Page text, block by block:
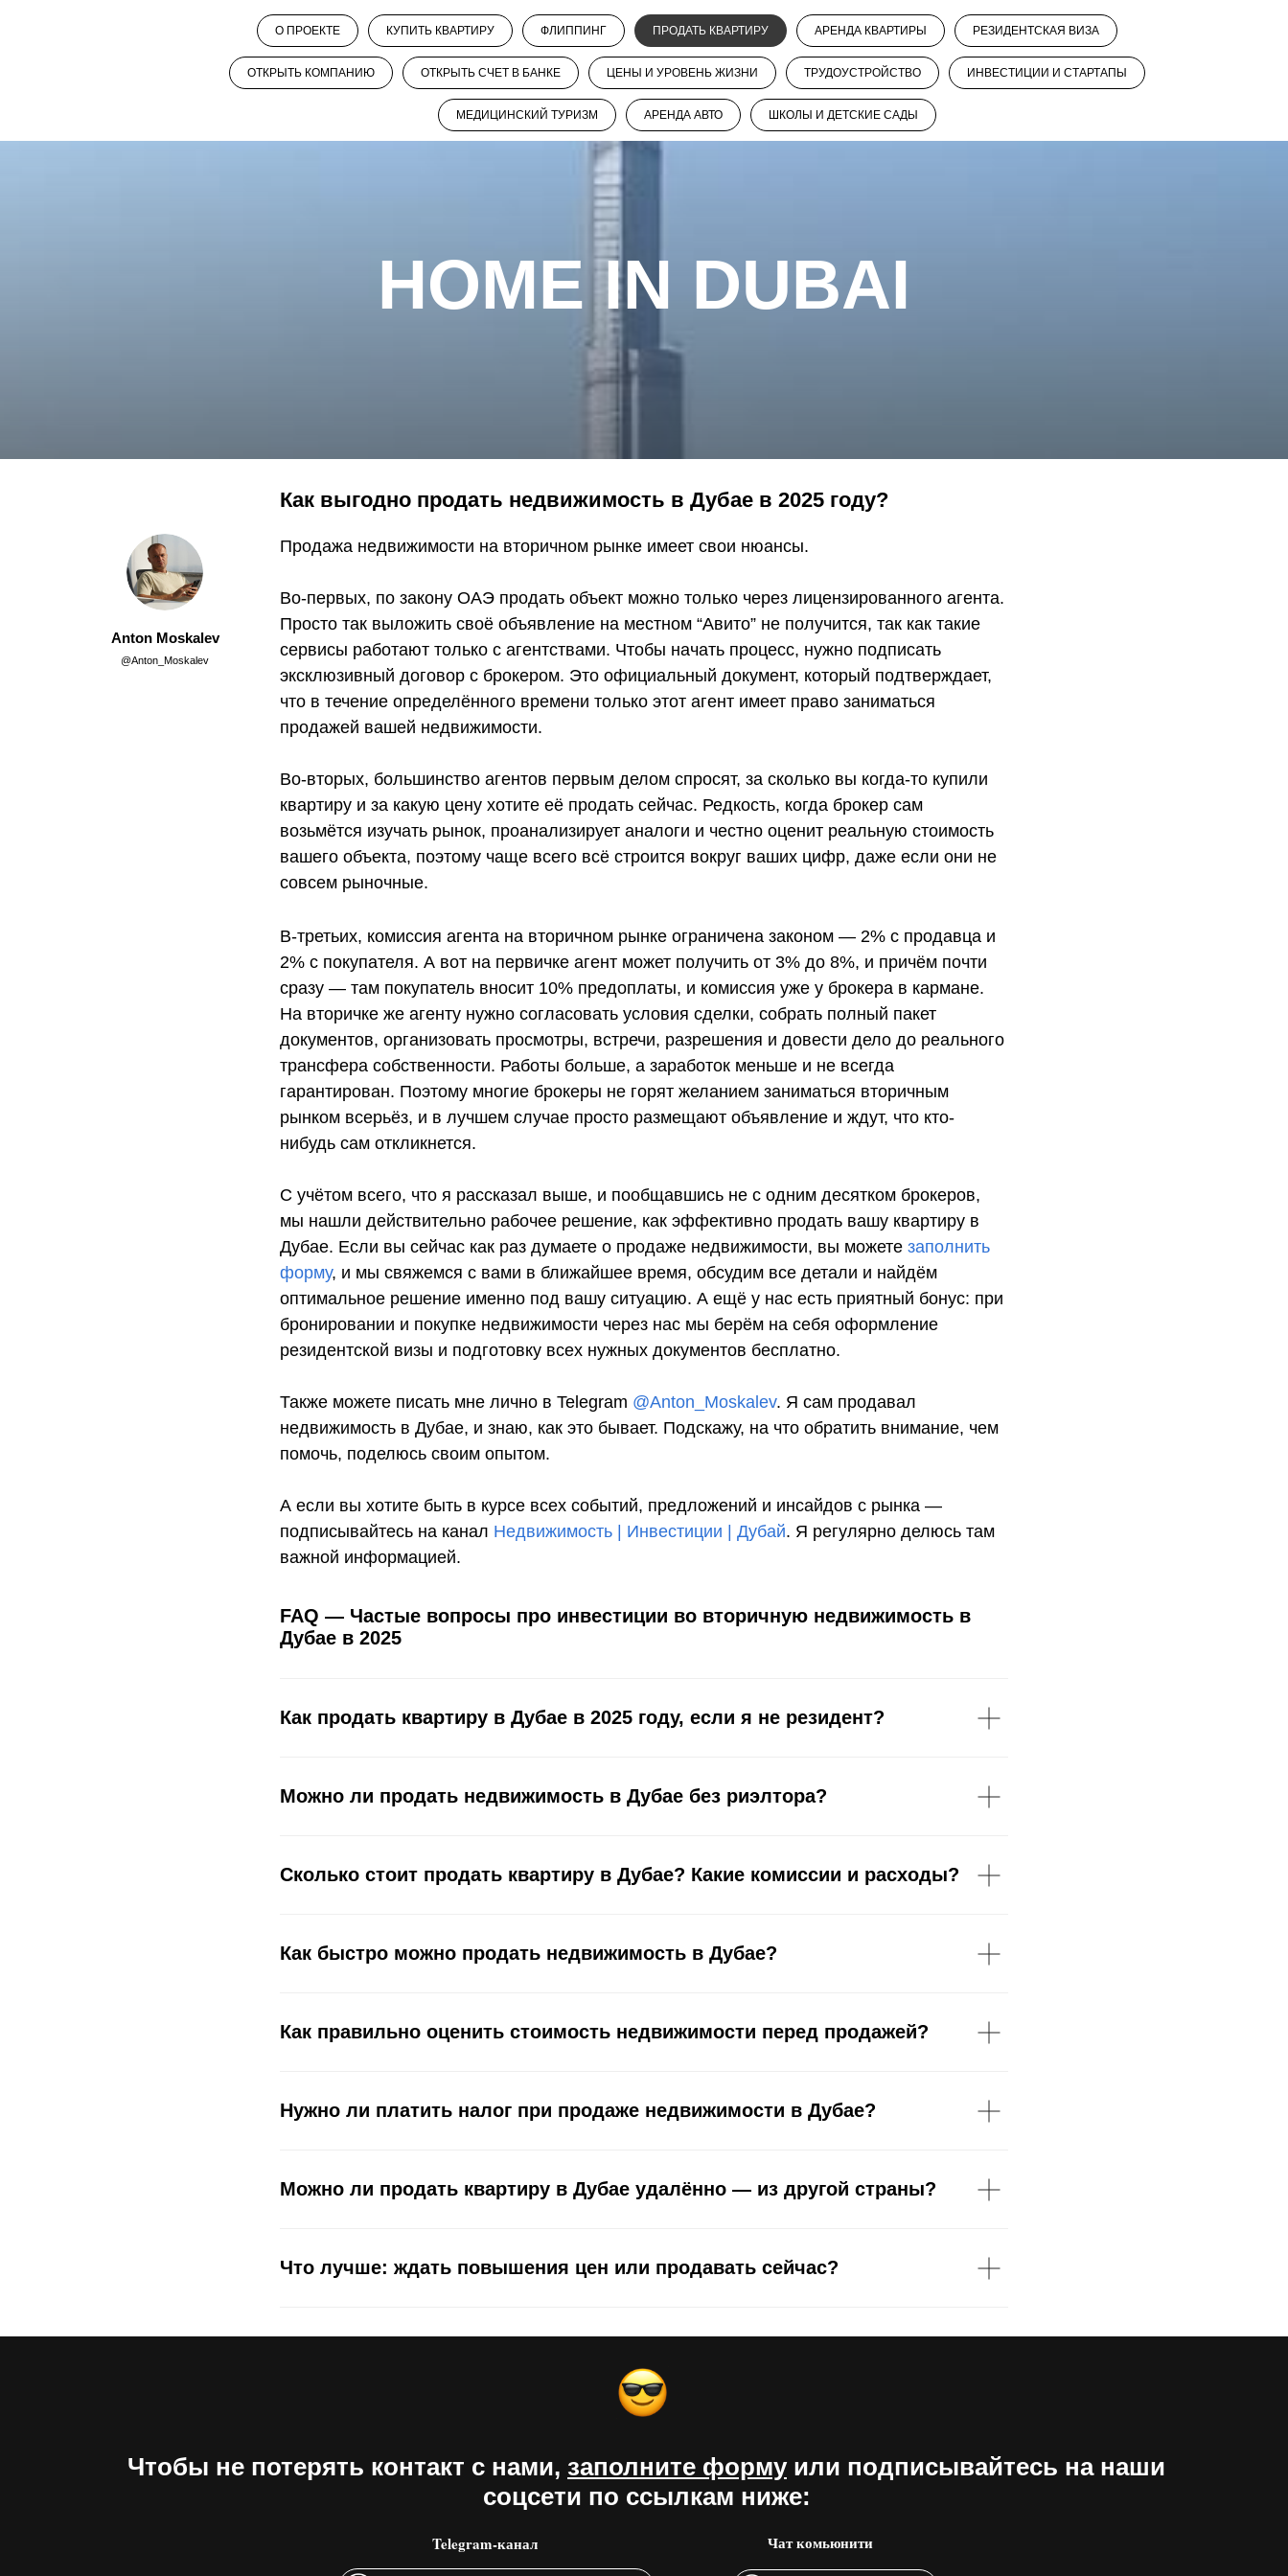
О ПРОЕКТЕ КУПИТЬ КВАРТИРУ ФЛИППИНГ ПРОДАТЬ КВАРТИРУ АРЕНДА КВАРТИРЫ РЕЗИДЕНТСКАЯ ВИЗА
ОТКРЫТЬ КОМПАНИЮ ОТКРЫТЬ СЧЕТ В БАНКЕ ЦЕНЫ И УРОВЕНЬ ЖИЗНИ ТРУДОУСТРОЙСТВО ИНВЕСТИЦИИ И СТАРТАПЫ
МЕДИЦИНСКИЙ ТУРИЗМ АРЕНДА АВТО ШКОЛЫ И ДЕТСКИЕ САДЫ
HOME IN DUBAI
Как выгодно продать недвижимость в Дубае в 2025 году?
Anton Moskalev
@Anton_Moskalev
Продажа недвижимости на вторичном рынке имеет свои нюансы.
Во-первых, по закону ОАЭ продать объект можно только через лицензированного агента.
Просто так выложить своё объявление на местном “Авито” не получится, так как такие
сервисы работают только с агентствами. Чтобы начать процесс, нужно подписать
эксклюзивный договор с брокером. Это официальный документ, который подтверждает,
что в течение определённого времени только этот агент имеет право заниматься
продажей вашей недвижимости.
Во-вторых, большинство агентов первым делом спросят, за сколько вы когда-то купили
квартиру и за какую цену хотите её продать сейчас. Редкость, когда брокер сам
возьмётся изучать рынок, проанализирует аналоги и честно оценит реальную стоимость
вашего объекта, поэтому чаще всего всё строится вокруг ваших цифр, даже если они не
совсем рыночные.
В-третьих, комиссия агента на вторичном рынке ограничена законом — 2% с продавца и
2% с покупателя. А вот на первичке агент может получить от 3% до 8%, и причём почти
сразу — там покупатель вносит 10% предоплаты, и комиссия уже у брокера в кармане.
На вторичке же агенту нужно согласовать условия сделки, собрать полный пакет
документов, организовать просмотры, встречи, разрешения и довести дело до реального
трансфера собственности. Работы больше, а заработок меньше и не всегда
гарантирован. Поэтому многие брокеры не горят желанием заниматься вторичным
рынком всерьёз, и в лучшем случае просто размещают объявление и ждут, что кто-
нибудь сам откликнется.
С учётом всего, что я рассказал выше, и пообщавшись не с одним десятком брокеров,
мы нашли действительно рабочее решение, как эффективно продать вашу квартиру в
Дубае. Если вы сейчас как раз думаете о продаже недвижимости, вы можете заполнить
форму, и мы свяжемся с вами в ближайшее время, обсудим все детали и найдём
оптимальное решение именно под вашу ситуацию. А ещё у нас есть приятный бонус: при
бронировании и покупке недвижимости через нас мы берём на себя оформление
резидентской визы и подготовку всех нужных документов бесплатно.
Также можете писать мне лично в Telegram @Anton_Moskalev. Я сам продавал
недвижимость в Дубае, и знаю, как это бывает. Подскажу, на что обратить внимание, чем
помочь, поделюсь своим опытом.
А если вы хотите быть в курсе всех событий, предложений и инсайдов с рынка —
подписывайтесь на канал Недвижимость | Инвестиции | Дубай. Я регулярно делюсь там
важной информацией.
FAQ — Частые вопросы про инвестиции во вторичную недвижимость в
Дубае в 2025
Как продать квартиру в Дубае в 2025 году, если я не резидент?
Можно ли продать недвижимость в Дубае без риэлтора?
Сколько стоит продать квартиру в Дубае? Какие комиссии и расходы?
Как быстро можно продать недвижимость в Дубае?
Как правильно оценить стоимость недвижимости перед продажей?
Нужно ли платить налог при продаже недвижимости в Дубае?
Можно ли продать квартиру в Дубае удалённо — из другой страны?
Что лучше: ждать повышения цен или продавать сейчас?
Чтобы не потерять контакт с нами, заполните формуили подписывайтесь на наши
соцсети по ссылкам ниже:
Telegram-канал Чат комьюнити